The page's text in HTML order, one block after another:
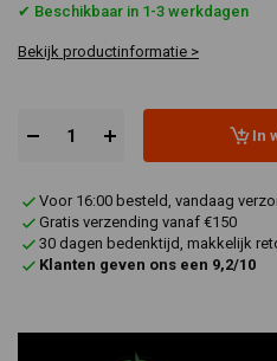
✔ Beschikbaar in 1-3 werkdagen
Bekijk productinformatie >
In
Voor 16:00 besteld, vandaag
Gratis verzending vanaf €150
30 dagen bedenktijd, makkelijk
Klanten geven ons een 9,2/10